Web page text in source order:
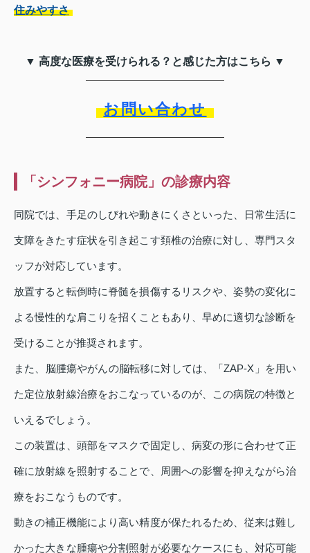
住みやすさ
▼ 高度な医療を受けられる？と感じた方はこちら ▼
お問い合わせ
「シンフォニー病院」の診療内容
同院では、手足のしびれや動きにくさといった、日常生活に
支障をきたす症状を引き起こす頚椎の治療に対し、専門スタ
ッフが対応しています。
放置すると転倒時に脊髄を損傷するリスクや、姿勢の変化に
よる慢性的な肩こりを招くこともあり、早めに適切な診断を
受けることが推奨されます。
また、脳腫瘍やがんの脳転移に対しては、「ZAP-X」を用い
た定位放射線治療をおこなっているのが、この病院の特徴と
いえるでしょう。
この装置は、頭部をマスクで固定し、病変の形に合わせて正
確に放射線を照射することで、周囲への影響を抑えながら治
療をおこなうものです。
動きの補正機能により高い精度が保たれるため、従来は難し
かった大きな腫瘍や分割照射が必要なケースにも、対応可能